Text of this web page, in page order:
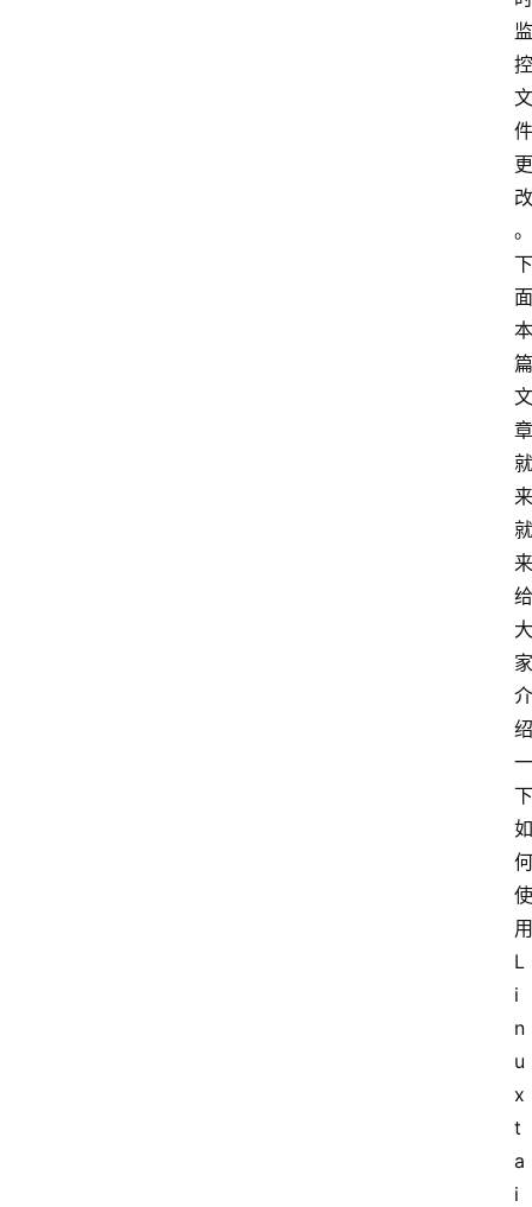
监
控
文
件
更
改
。
下
面
本
篇
文
章
就
来
就
来
给
大
家
介
绍
一
下
如
何
使
用
L
i
n
u
x
t
a
i